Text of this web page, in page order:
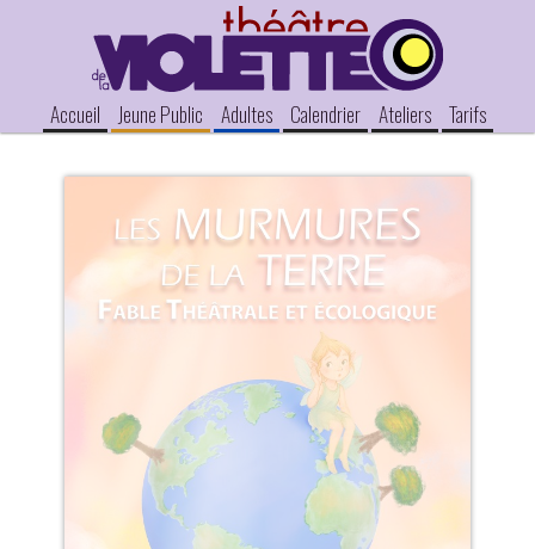
Accueil Jeune Public Adultes Calendrier Ateliers Tarifs